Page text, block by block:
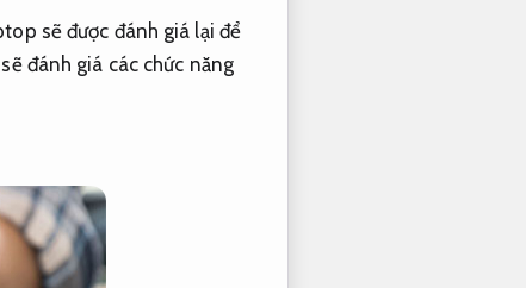
sẽ được đánh giá lại để
đánh giá các chức năng